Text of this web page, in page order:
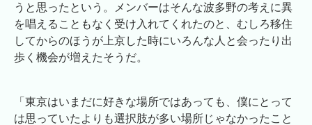
うと思ったという。メンバーはそんな波多野の考えに異
を唱えることもなく受け入れてくれたのと、むしろ移住
してからのほうが上京した時にいろんな人と会ったり出
歩く機会が増えたそうだ。
「東京はいまだに好きな場所ではあっても、僕にとって
は思っていたよりも選択肢が多い場所じゃなかったこと